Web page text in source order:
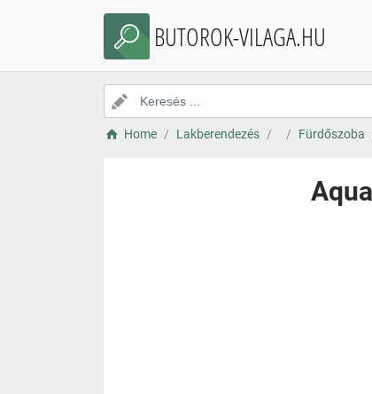
BUTOROK-VILAGA.HU
Home Lakberendezés Fürdőszoba